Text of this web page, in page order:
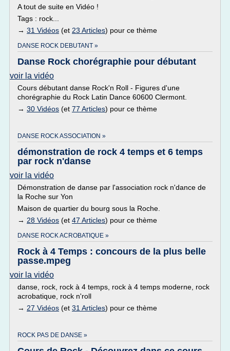
A tout de suite en Vidéo !
Tags : rock...
→ 31 Vidéos (et 23 Articles) pour ce thème
DANSE ROCK DEBUTANT »
Danse Rock chorégraphie pour débutant
voir la vidéo
Cours débutant danse Rock'n Roll - Figures d'une
chorégraphie du Rock Latin Dance 60600 Clermont.
→ 30 Vidéos (et 77 Articles) pour ce thème
DANSE ROCK ASSOCIATION »
démonstration de rock 4 temps et 6 temps
par rock n'danse
voir la vidéo
Démonstration de danse par l'association rock n'dance de
la Roche sur Yon
Maison de quartier du bourg sous la Roche.
→ 28 Vidéos (et 47 Articles) pour ce thème
DANSE ROCK ACROBATIQUE »
Rock à 4 Temps : concours de la plus belle
passe.mpeg
voir la vidéo
danse, rock, rock à 4 temps, rock à 4 temps moderne, rock
acrobatique, rock n'roll
→ 27 Vidéos (et 31 Articles) pour ce thème
ROCK PAS DE DANSE »